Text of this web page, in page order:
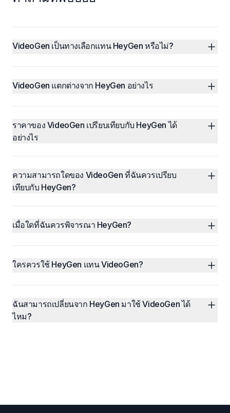
VideoGen เป็นทางเลือกแทน HeyGen หรือไม่?
VideoGen แตกต่างจาก HeyGen อย่างไร
ราคาของ VideoGen เปรียบเทียบกับ HeyGen ได้
อย่างไร
ความสามารถใดของ VideoGen ที่ฉันควรเปรียบ
เทียบกับ HeyGen?
เมื่อใดที่ฉันควรพิจารณา HeyGen?
ใครควรใช้ HeyGen แทน VideoGen?
ฉันสามารถเปลี่ยนจาก HeyGen มาใช้ VideoGen ได้
ไหม?